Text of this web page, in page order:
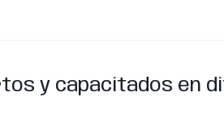
y capacitados en